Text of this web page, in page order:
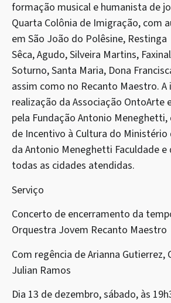
formação musical e humanista de
Quarta Colônia de Imigração, com
em São João do Polêsine, Restinga
Sêca, Agudo, Silveira Martins,
Soturno, Santa Maria, Dona
assim como no Recanto Maestro.
realização da Associação OntoArte
pela Fundação Antonio
de Incentivo à Cultura do Ministério
da Antonio Meneghetti Faculdade
todas as cidades atendidas.
Serviço
Concerto de encerramento da
Orquestra Jovem Recanto Maestro
Com regência de Arianna Gutierrez,
Julian Ramos
Dia 13 de dezembro, sábado, às